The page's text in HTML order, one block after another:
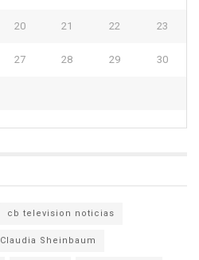
20 21 22 23
27 28 29 30
cb television noticias
Claudia Sheinbaum